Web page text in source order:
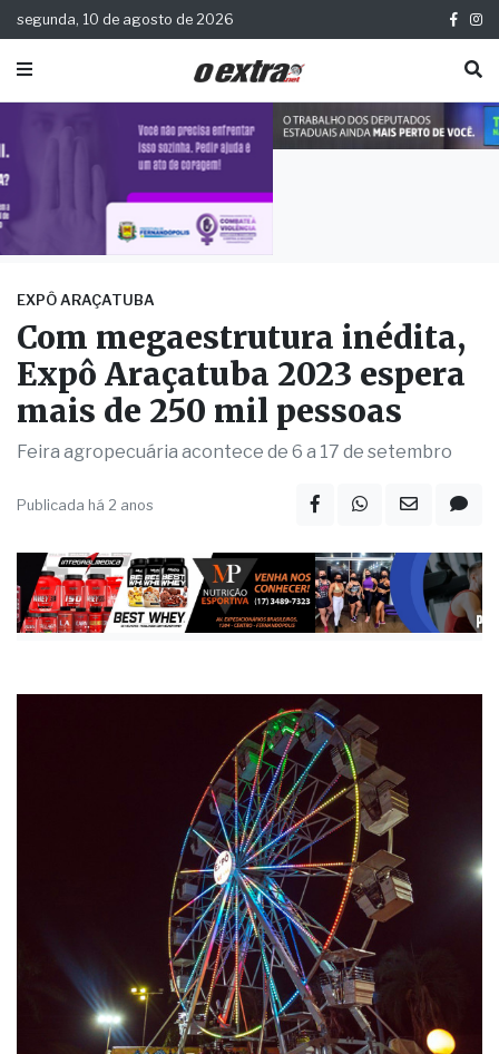
segunda, 10 de agosto de 2026
EXPÔ ARAÇATUBA
Com megaestrutura inédita,
Expô Araçatuba 2023 espera
mais de 250 mil pessoas
Feira agropecuária acontece de 6 a 17 de setembro
Publicada há 2 anos